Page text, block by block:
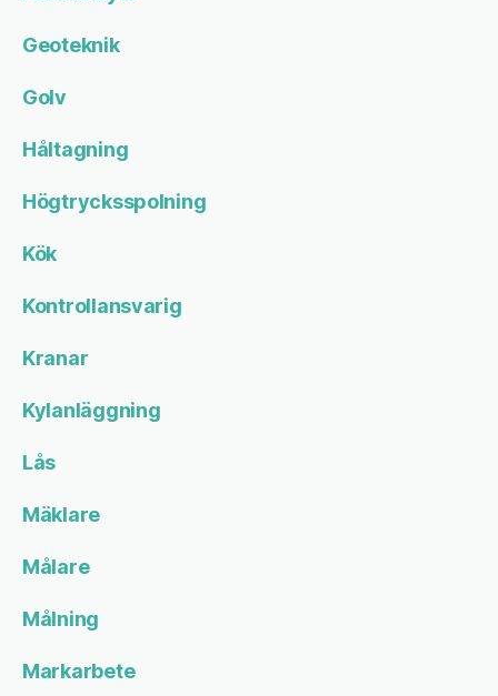
Geoteknik
Golv
Håltagning
Högtrycksspolning
Kök
Kontrollansvarig
Kranar
Kylanläggning
Lås
Mäklare
Målare
Målning
Markarbete